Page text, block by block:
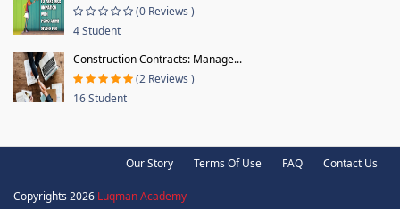
(0 Reviews )
4 Student
Construction Contracts: Manage...
(2 Reviews )
16 Student
Our Story Terms Of Use FAQ Contact Us
Copyrights 2026 Luqman Academy